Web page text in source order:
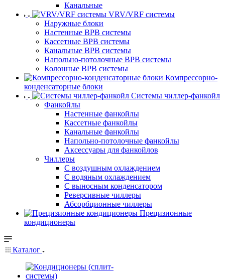
Канальные
VRV/VRF системы
Наружные блоки
Настенные ВРВ системы
Кассетные ВРВ системы
Канальные ВРВ системы
Напольно-потолочные ВРВ системы
Колонные ВРВ системы
Компрессорно-
конденсаторные блоки
Системы чиллер-фанкойл
Фанкойлы
Настенные фанкойлы
Кассетные фанкойлы
Канальные фанкойлы
Напольно-потолочные фанкойлы
Аксессуары для фанкойлов
Чиллеры
С воздушным охлаждением
С водяным охлаждением
С выносным конденсатором
Реверсивные чиллеры
Абсорбционные чиллеры
Прецизионные
кондиционеры
Каталог